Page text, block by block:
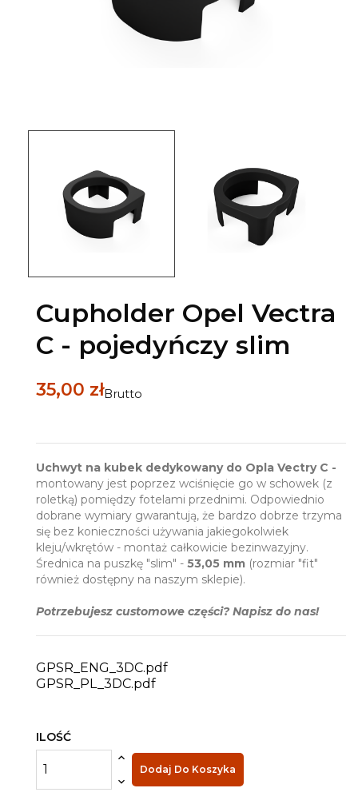
Cupholder Opel Vectra
C - pojedyńczy slim
35,00 złBrutto
Uchwyt na kubek dedykowany do Opla Vectry C -
montowany jest poprzez wciśnięcie go w schowek (z
roletką) pomiędzy fotelami przednimi. Odpowiednio
dobrane wymiary gwarantują, że bardzo dobrze trzyma
się bez konieczności używania jakiegokolwiek
kleju/wkrętów - montaż całkowicie bezinwazyjny.
Średnica na puszkę "slim" - 53,05 mm (rozmiar "fit"
również dostępny na naszym sklepie).
Potrzebujesz customowe części? Napisz do nas!
GPSR_ENG_3DC.pdf
GPSR_PL_3DC.pdf
ILOŚĆ
Dodaj Do Koszyka